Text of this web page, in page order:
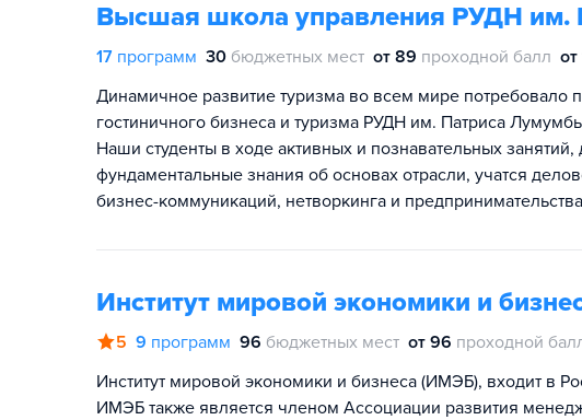
Высшая школа управления РУДН им.
17 программ 30 бюджетных мест от 89 проходной балл
Динамичное развитие туризма во всем мире потребовало
гостиничного бизнеса и туризма РУДН им. Патриса
Наши студенты в ходе активных и познавательных
фундаментальные знания об основах отрасли, учатся
бизнес-коммуникаций, нетворкинга и
Институт мировой экономики и
5 9 программ 96 бюджетных мест от 96 проходной
Институт мировой экономики и бизнеса (ИМЭБ), входит в
ИМЭБ также является членом Ассоциации развития